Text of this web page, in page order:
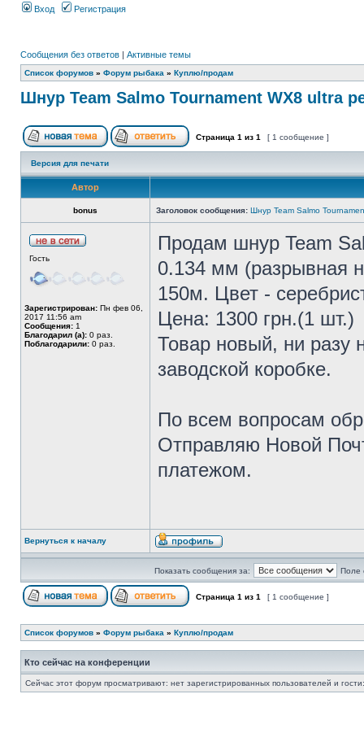
Вход Регистрация
Сообщения без ответов | Активные темы
Список форумов » Форум рыбака » Куплю/продам
Шнур Team Salmo Tournament WX8 ultra
Страница 1 из 1 [ 1 сообщение ]
Версия для печати
Автор
bonus Заголовок сообщения: Шнур Team Salmo
Гость
Зарегистрирован: Пн фев 06,
2017 11:56 am
Сообщения: 1
Благодарил (а): 0 раз.
Поблагодарили: 0 раз.
Продам шнур Team
0.134 мм (разрывная
150м. Цвет -
Цена: 1300 грн.(1 шт.)
Товар новый, ни разу
заводской коробке.
По всем вопросам
Отправляю Новой
платежом.
Вернуться к началу
Показать сообщения за: Поле
Страница 1 из 1 [ 1 сообщение ]
Список форумов » Форум рыбака » Куплю/продам
Кто сейчас на конференции
Сейчас этот форум просматривают: нет зарегистрированных пользователей и